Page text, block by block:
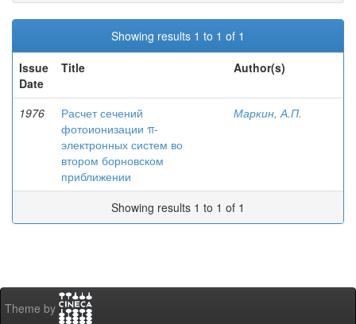
Showing results 1 to 1 of 1
Issue
Date
Title Author(s)
1976
Расчет сечений
фотоионизации π-
электронных систем во
втором борновском
приближении
Маркин, А.П.
Showing results 1 to 1 of 1
Theme by